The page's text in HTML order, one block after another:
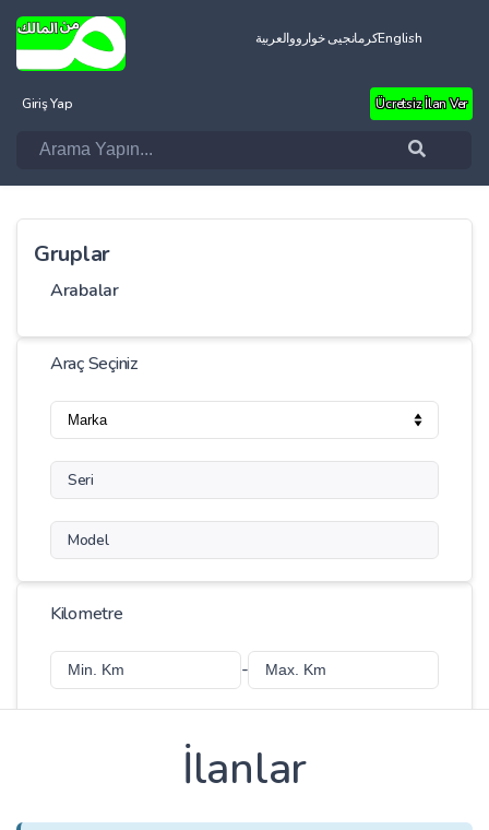
العربيةکرمانجیی خوارووEnglish
Giriş Yap Ücretsiz İlan Ver
Gruplar
Arabalar
Araç Seçiniz
Seri
Model
Kilometre
-
İlanlar